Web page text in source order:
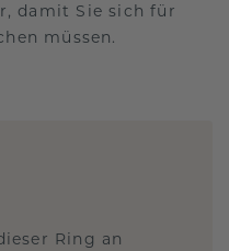
damit Sie sich für
müssen.
Ring an